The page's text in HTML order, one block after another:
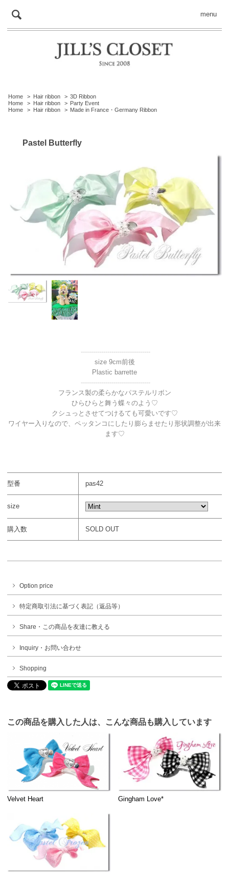
menu
Home > Hair ribbon > 3D Ribbon
Home
> Hair ribbon > Party Event
Home
> Hair ribbon > Made in France・Germany Ribbon
Pastel Butterfly
----------------------------------
size 9cm前後
Plastic barrette
----------------------------------
フランス製の柔らかなパステルリボン
ひらひらと舞う蝶々のよう♡
クシュっとさせてつけるても可愛いです♡
ワイヤー入りなので、ペッタンコにしたり膨らませたり形状調整が出来
ます♡
型番 pas42
size
購入数 SOLD OUT
Option price
特定商取引法に基づく表記（返品等）
Share・この商品を友達に教える
Inquiry・お問い合わせ
Shopping
この商品を購入した人は、こんな商品も購入しています
Velvet Heart Gingham Love*